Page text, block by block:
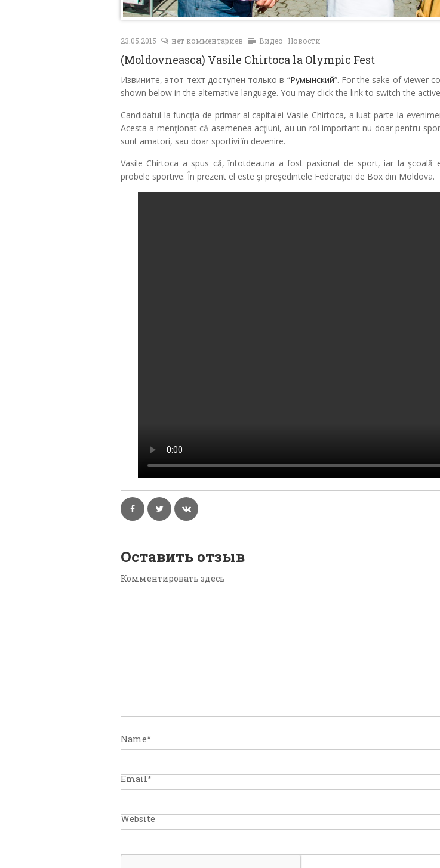
23.05.2015 нет комментариев Видео Новости
(Moldovneasca) Vasile Chirtoca la Olympic Fest
Извините, этот техт доступен только в “Румынский”. For the sake of viewer
shown below in the alternative language. You may click the link to switch the
Candidatul la funcţia de primar al capitalei Vasile Chirtoca, a luat parte la
Acesta a menţionat că asemenea acţiuni, au un rol important nu doar pentru
sunt amatori, sau doar sportivi în devenire.
Vasile Chirtoca a spus că, întotdeauna a fost pasionat de sport, iar la şcoală
probele sportive. În prezent el este şi preşedintele Federaţiei de Box din Moldova.
Оставить отзыв
Комментировать здесь
Name*
Email*
Website